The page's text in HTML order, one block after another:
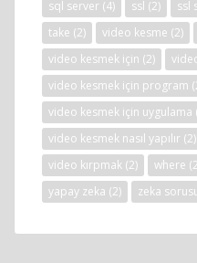
sql server (4) ssl (2) ssl
take (2) video kesme (2)
video kesmek için (2)
video kesmek için program
video kesmek için uygulama
video kesmek nasıl yapılır (2)
video kırpmak (2) where
yapay zeka (2) zeka